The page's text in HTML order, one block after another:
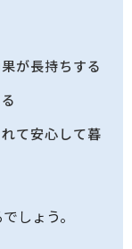
が長持ちする
て安心して暮
しょう。